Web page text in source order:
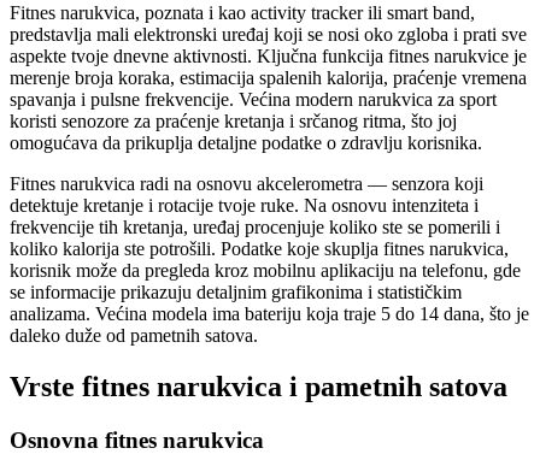
Fitnes narukvica, poznata i kao activity tracker ili smart band,
predstavlja mali elektronski uređaj koji se nosi oko zgloba i prati sve
aspekte tvoje dnevne aktivnosti. Ključna funkcija fitnes narukvice je
merenje broja koraka, estimacija spalenih kalorija, praćenje vremena
spavanja i pulsne frekvencije. Većina modern narukvica za sport
koristi senozore za praćenje kretanja i srčanog ritma, što joj
omogućava da prikuplja detaljne podatke o zdravlju korisnika.
Fitnes narukvica radi na osnovu akcelerometra — senzora koji
detektuje kretanje i rotacije tvoje ruke. Na osnovu intenziteta i
frekvencije tih kretanja, uređaj procenjuje koliko ste se pomerili i
koliko kalorija ste potrošili. Podatke koje skuplja fitnes narukvica,
korisnik može da pregleda kroz mobilnu aplikaciju na telefonu, gde
se informacije prikazuju detaljnim grafikonima i statističkim
analizama. Većina modela ima bateriju koja traje 5 do 14 dana, što je
daleko duže od pametnih satova.
Vrste fitnes narukvica i pametnih satova
Osnovna fitnes narukvica